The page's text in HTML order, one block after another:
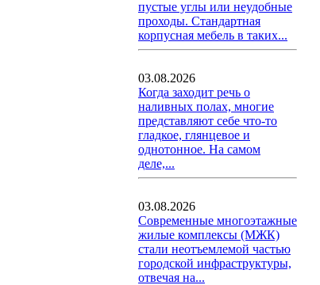
пустые углы или неудобные
проходы. Стандартная
корпусная мебель в таких...
03.08.2026
Когда заходит речь о
наливных полах, многие
представляют себе что-то
гладкое, глянцевое и
однотонное. На самом
деле,...
03.08.2026
Современные многоэтажные
жилые комплексы (МЖК)
стали неотъемлемой частью
городской инфраструктуры,
отвечая на...